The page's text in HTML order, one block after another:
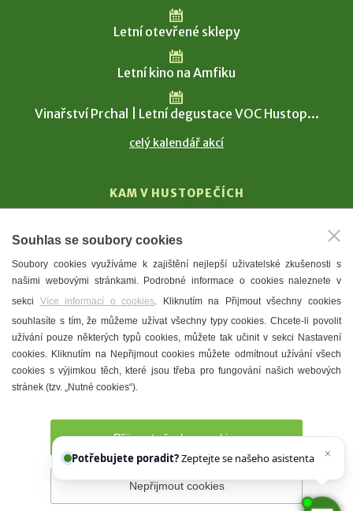
Letní otevřené sklepy
Letní kino na Amfiku
Vinařství Prchal | Letní degustace VOC Hustop...
celý kalendář akcí
KAM V HUSTOPEČÍCH
T. G. Masaryk
Mandloně
Ubytování
Restaurace
Městské muzeum a galerie
Denní meníčka
Prohlášení o přístupnosti Správce webu
Souhlas se soubory cookies
Soubory cookies využíváme k zajištění nejlepší uživatelské zkušenosti s
našimi webovými stránkami. Podrobné informace o cookies naleznete v
sekci Více informací o cookies. Kliknutím na Přijmout všechny cookies
souhlasíte s tím, že můžeme užívat všechny typy cookies. Chcete-li povolit
užívání pouze některých typů cookies, můžete tak učinit v sekci Nastavení
cookies. Kliknutím na Nepřijmout cookies můžete odmítnout užívání všech
cookies s výjimkou těch, které jsou třeba pro fungování našich webových
stránek (tzv. „Nutné cookies“).
Přijmout všechny cookies
Nepřijmout cookies
Potřebujete poradit?
Chettyho.